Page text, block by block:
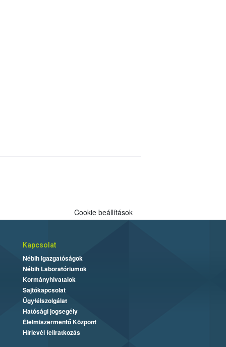
Cookie beállítások
Kapcsolat
Nébih Igazgatóságok
Nébih Laboratóriumok
Kormányhivatalok
Sajtókapcsolat
Ügyfélszolgálat
Hatósági jogsegély
Élelmiszermentő Központ
Hírlevél feliratkozás